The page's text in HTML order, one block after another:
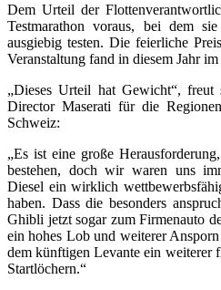
Dem Urteil der
Testmarathon voraus, bei dem
ausgiebig testen. Die feierliche
Veranstaltung fand in diesem Jahr
„Dieses Urteil hat Gewicht“,
Director Maserati für die
Schweiz:
„Es ist eine große
bestehen, doch wir waren uns
Diesel ein wirklich
haben. Dass die besonders
Ghibli jetzt sogar zum Firmenauto
ein hohes Lob und weiterer
dem künftigen Levante ein weiterer
Startlöchern.“